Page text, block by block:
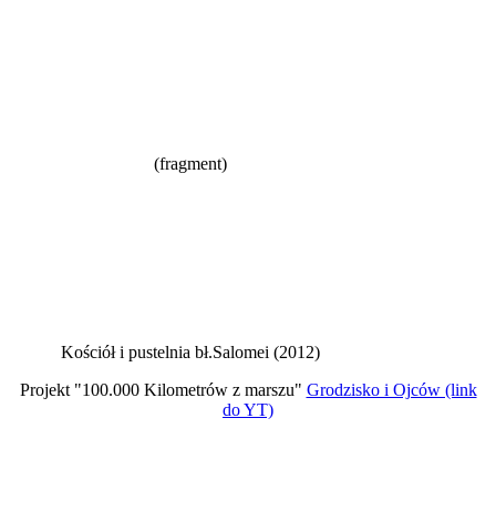
(fragment)
Kościół i pustelnia bł.Salomei (2012)
Projekt "100.000 Kilometrów z marszu" Grodzisko i Ojców (link
do YT)